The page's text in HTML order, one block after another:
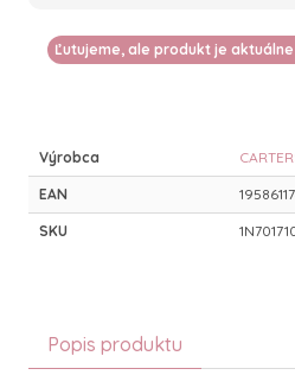
Ľutujeme, ale produkt je
Výrobca
EAN
SKU
Popis produktu